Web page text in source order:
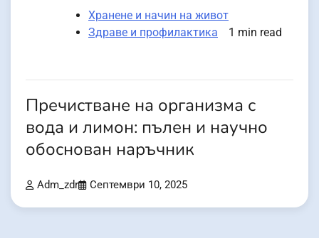
Хранене и начин на живот
Здраве и профилактика
1 min read
Пречистване на организма с
вода и лимон: пълен и научно
обоснован наръчник
Adm_zdr Септември 10, 2025